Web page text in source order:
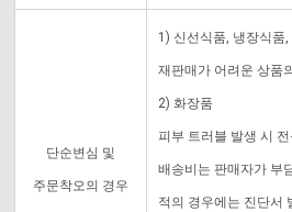
단순변심 및
주문착오의 경우
1) 신선식품, 냉장식품
재판매가 어려운 상품
2) 화장품
피부 트러블 발생 시
배송비는 판매자가 부
적의 경우에는 진단서